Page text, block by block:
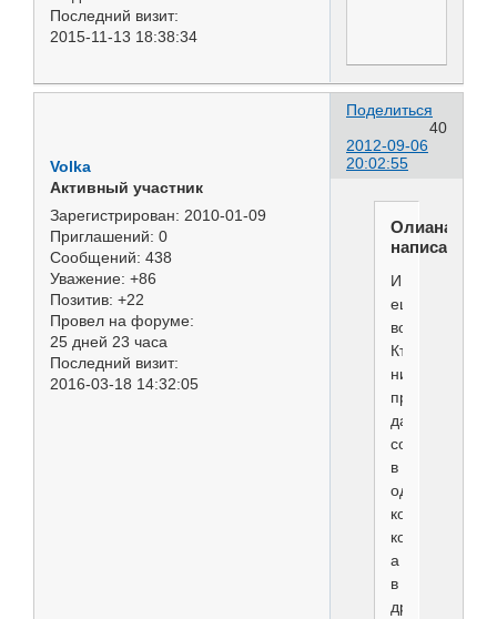
Последний визит:
2015-11-13 18:38:34
Поделиться
40
2012-09-06
20:02:55
Volka
Активный участник
Зарегистрирован: 2010-01-09
Приглашений: 0
Сообщений: 438
Уважение: +86
Позитив: +22
Провел на форуме:
25 дней 23 часа
Последний визит:
2016-03-18 14:32:05
Олиана
написал(а):
И
ещё
вопрос.
Кто-
нибудь
пробовал
давать
собаке
в
одно
кормление
корм,
а
в
другое